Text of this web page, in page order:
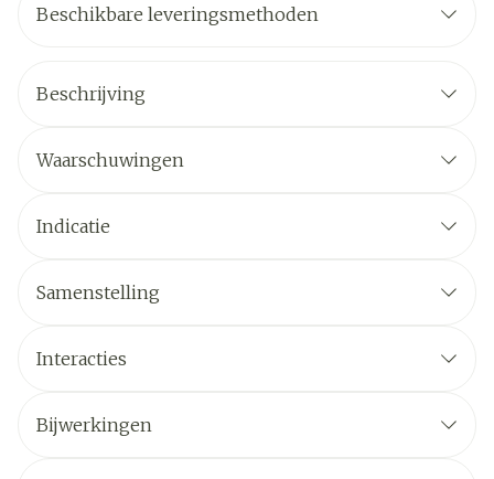
Beschikbare leveringsmethoden
Beschrijving
Waarschuwingen
Indicatie
Samenstelling
Interacties
Bijwerkingen